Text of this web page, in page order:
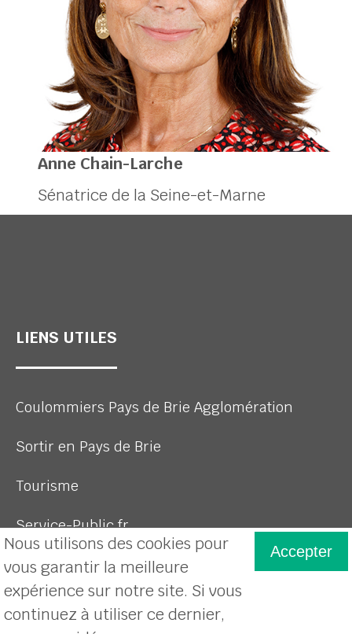
Anne Chain-Larche
Sénatrice de la Seine-et-Marne
LIENS UTILES
Coulommiers Pays de Brie Agglomération
Sortir en Pays de Brie
Tourisme
Service-Public.fr
Plan du site
Nous utilisons des cookies pour
vous garantir la meilleure
expérience sur notre site. Si vous
continuez à utiliser ce dernier,
Accepter